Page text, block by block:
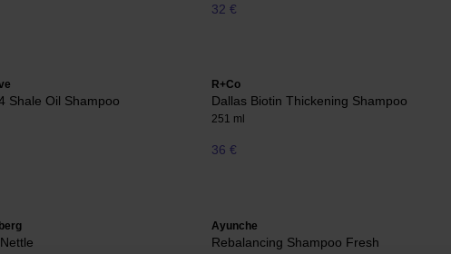
32 €
Shale Oil Shampoo
R+Co
Dallas Biotin Thickening Shampoo
251 ml
36 €
Ayunche
Rebalancing Shampoo Fresh